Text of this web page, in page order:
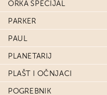
ORKA SPECIJAL
PARKER
PAUL
PLANETARIJ
PLAŠT I OČNJACI
POGREBNIK